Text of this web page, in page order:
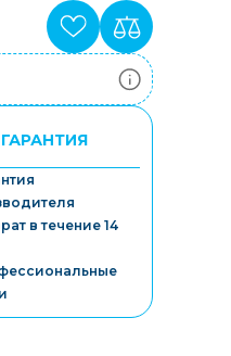
0.01%
0.01%
0.01%
0.01%
0.01%
0.01%
ГАРАНТИЯ
в течение 14